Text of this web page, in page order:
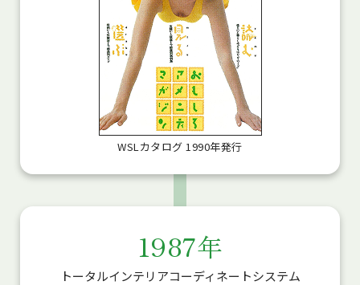
WSLカタログ 1990年発行
1987年
トータルインテリアコーディネートシステム